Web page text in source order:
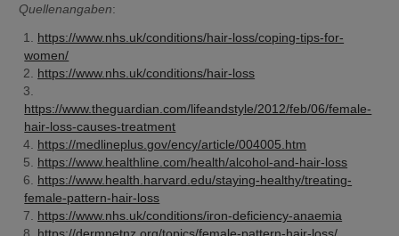
Quellenangaben:
https://www.nhs.uk/conditions/hair-loss/coping-tips-for-
women/
https://www.nhs.uk/conditions/hair-loss
https://www.theguardian.com/lifeandstyle/2012/feb/06/female-
hair-loss-causes-treatment
https://medlineplus.gov/ency/article/004005.htm
https://www.healthline.com/health/alcohol-and-hair-loss
https://www.health.harvard.edu/staying-healthy/treating-
female-pattern-hair-loss
https://www.nhs.uk/conditions/iron-deficiency-anaemia